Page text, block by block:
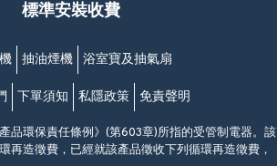
20-28號
線小巴)
標準安裝收費
抽油煙機 浴室寶及抽氣扇
下單須知 私隱政策 免責聲明
品環保責任條例》(第603章)所指的受管制電器。該
再造徵費，已經就該產品徵收下列循環再造徵費，